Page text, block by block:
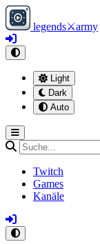
legends⚔army
Light
Dark
Auto
Twitch
Games
Kanäle